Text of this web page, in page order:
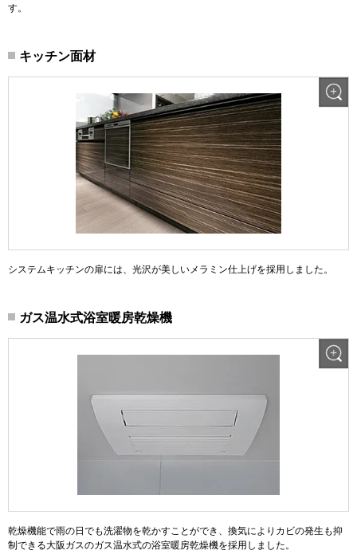
す。
キッチン面材
システムキッチンの扉には、光沢が美しいメラミン仕上げを採用しました。
ガス温水式浴室暖房乾燥機
乾燥機能で雨の日でも洗濯物を乾かすことができ、換気によりカビの発生も抑
制できる大阪ガスのガス温水式の浴室暖房乾燥機を採用しました。